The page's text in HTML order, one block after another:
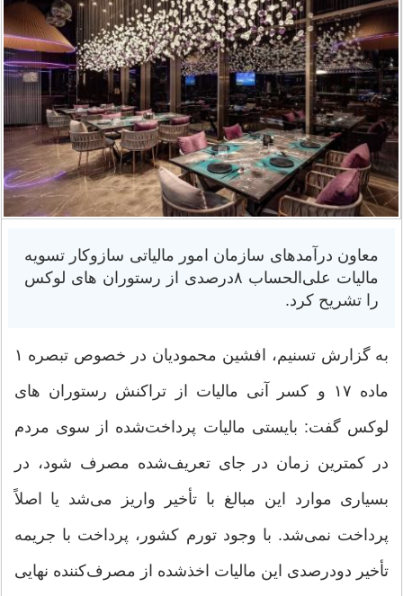
معاون درآمدهای سازمان امور مالیاتی سازوکار تسویه
مالیات علی‌الحساب ۸درصدی از رستوران های لوکس
را تشریح کرد.
به گزارش تسنیم، افشین محمودیان در خصوص تبصره ۱
ماده ۱۷ و کسر آنی مالیات از تراکنش رستوران های
لوکس گفت: بایستی مالیات پرداخت‌شده از سوی مردم
در کمترین زمان در جای تعریف‌شده مصرف شود، در
بسیاری موارد این مبالغ با تأخیر واریز می‌شد یا اصلاً
پرداخت نمی‌شد. با وجود تورم کشور، پرداخت با جریمه
تأخیر دودرصدی این مالیات اخذشده از مصرف‌کننده نهایی